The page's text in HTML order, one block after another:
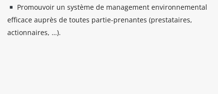
Promouvoir un système de management environnemental
efficace auprès de toutes partie-prenantes (prestataires,
actionnaires, …).